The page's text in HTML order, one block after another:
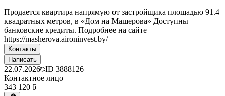
Продается квартира напрямую от застройщика площадью 91.4
квадратных метров, в «Дом на Машерова» Доступны
банковские кредиты. Подробнее на сайте
https://masherova.aironinvest.by/
Контакты
Написать
22.07.2026 ID 3888126
Контактное лицо
343 120 ƃ